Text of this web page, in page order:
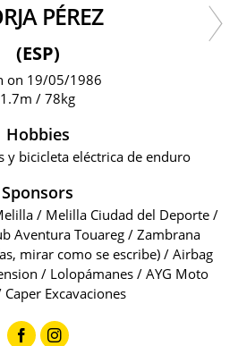
PÉREZ
(ESP)
on 19/05/1986
1.7m / 78kg
Hobbies
y bicicleta eléctrica de enduro
Sponsors
/ Melilla Ciudad del Deporte /
Aventura Touareg / Zambrana
mirar como se escribe) / Airbag
/ Lolopámanes / AYG Moto
Caper Excavaciones